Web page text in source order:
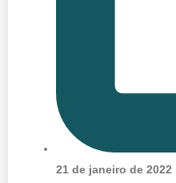
21 de janeiro de 2022